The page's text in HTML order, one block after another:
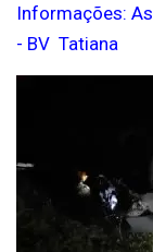
Informações:
- BV Tatiana